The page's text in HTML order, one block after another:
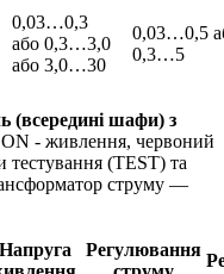
0,03…0,3
або 0,3…3,0
або 3,0…30
0,03…0,5
0,3…5
(всередині шафи) з
- живлення, червоний
(TEST) та
струму —
Напруга
Регулювання